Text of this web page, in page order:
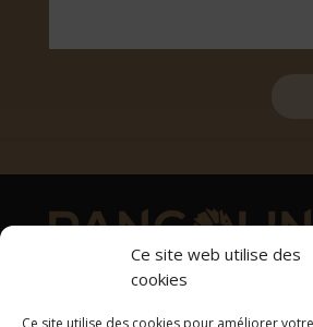
Ce site web utilise des
cookies
Ce site utilise des cookies pour améliorer
Adresse